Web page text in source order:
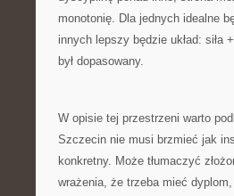
monotonię. Dla jednych idealne
innych lepszy będzie układ: siła
był dopasowany.
W opisie tej przestrzeni warto
Szczecin nie musi brzmieć jak
konkretny. Może tłumaczyć
wrażenia, że trzeba mieć